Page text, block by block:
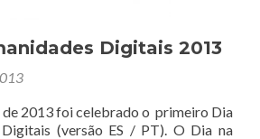
Digitais 2013
de 2013 foi celebrado o primeiro Dia
(versão ES / PT). O Dia na